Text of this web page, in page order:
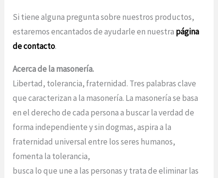
Si tiene alguna pregunta sobre nuestros productos,
estaremos encantados de ayudarle en nuestra página
de contacto.
Acerca de la masonería.
Libertad, tolerancia, fraternidad. Tres palabras clave
que caracterizan a la masonería. La masonería se basa
en el derecho de cada persona a buscar la verdad de
forma independiente y sin dogmas, aspira a la
fraternidad universal entre los seres humanos,
fomenta la tolerancia,
busca lo que une a las personas y trata de eliminar las